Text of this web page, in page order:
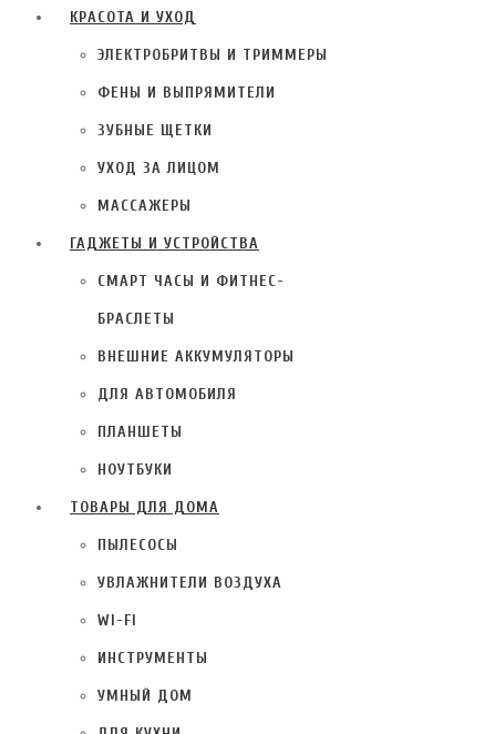
КРАСОТА И УХОД
ЭЛЕКТРОБРИТВЫ И ТРИММЕРЫ
ФЕНЫ И ВЫПРЯМИТЕЛИ
ЗУБНЫЕ ЩЕТКИ
УХОД ЗА ЛИЦОМ
МАССАЖЕРЫ
ГАДЖЕТЫ И УСТРОЙСТВА
СМАРТ ЧАСЫ И ФИТНЕС-
БРАСЛЕТЫ
ВНЕШНИЕ АККУМУЛЯТОРЫ
ДЛЯ АВТОМОБИЛЯ
ПЛАНШЕТЫ
НОУТБУКИ
ТОВАРЫ ДЛЯ ДОМА
ПЫЛЕСОСЫ
УВЛАЖНИТЕЛИ ВОЗДУХА
WI-FI
ИНСТРУМЕНТЫ
УМНЫЙ ДОМ